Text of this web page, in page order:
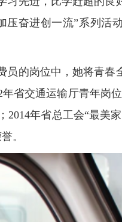
奋进创一流”系列活
的岗位中，她将青春
省交通运输厅青年岗
年省总工会“最美
。